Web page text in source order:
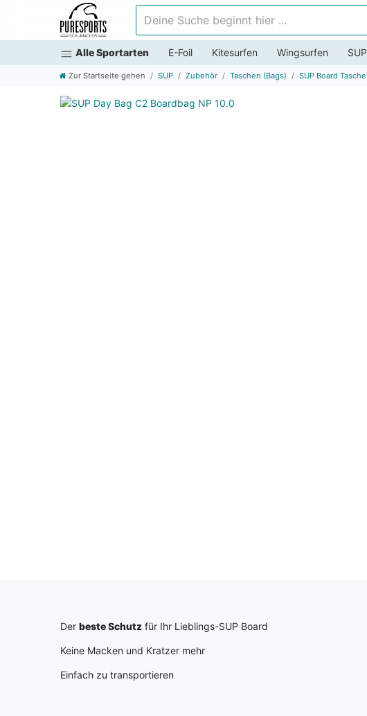
Alle Sportarten E-Foil Kitesurfen Wingsurfen SUP
Zur Startseite gehen SUP Zubehör Taschen (Bags) SUP Board Tasche
Der beste Schutz für Ihr Lieblings-SUP Board
Keine Macken und Kratzer mehr
Einfach zu transportieren